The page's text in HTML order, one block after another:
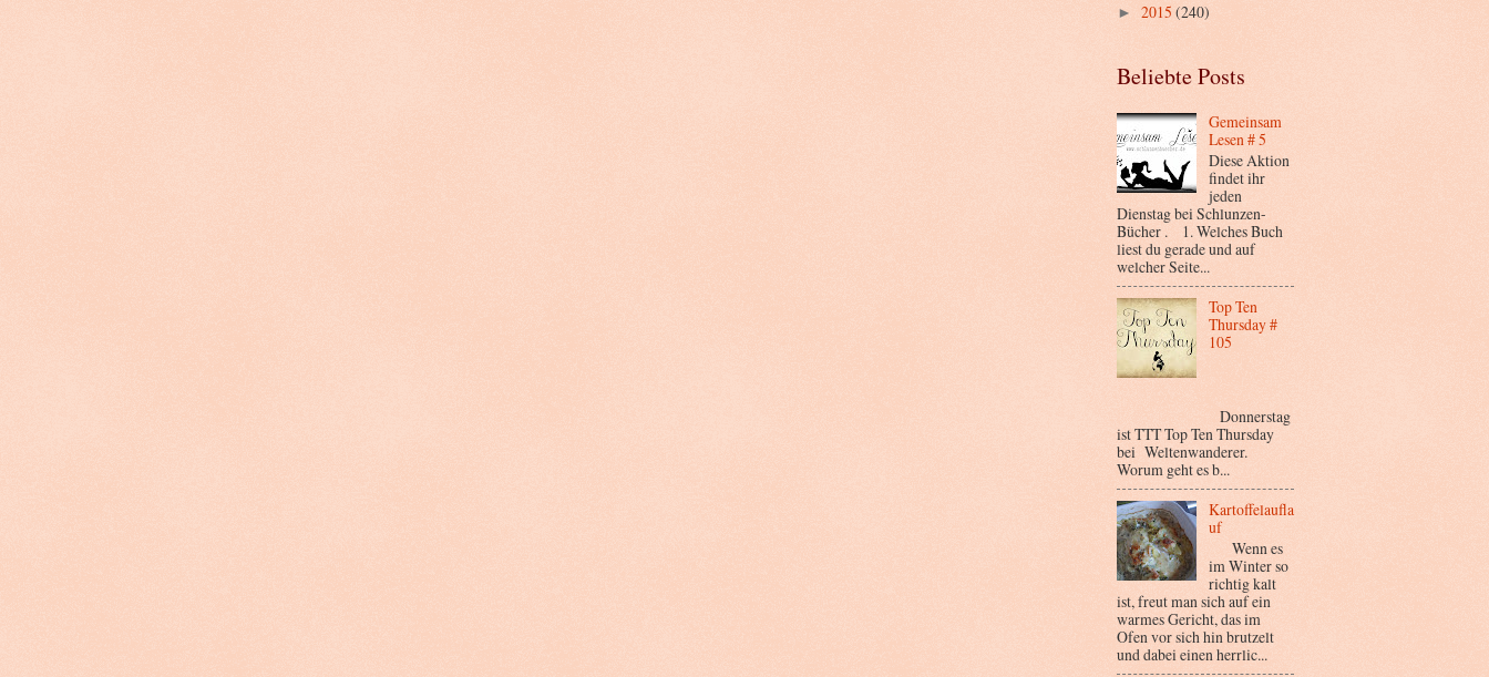
► 2015 (240)
Beliebte Posts
Gemeinsam
Lesen # 5
Diese Aktion
findet ihr
jeden
Dienstag bei Schlunzen-
Bücher . 1. Welches Buch
liest du gerade und auf
welcher Seite...
Top Ten
Thursday #
105
Donnerstag
ist TTT Top Ten Thursday
bei Weltenwanderer.
Worum geht es b...
Kartoffelaufla
uf
Wenn es
im Winter so
richtig kalt
ist, freut man sich auf ein
warmes Gericht, das im
Ofen vor sich hin brutzelt
und dabei einen herrlic...